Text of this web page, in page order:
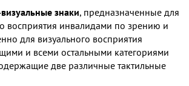
знаки, предназначенные для
восприятия инвалидами по зрению и
для визуального восприятия
и всеми остальными категориями
две различные тактильные